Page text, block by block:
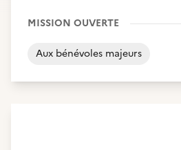
MISSION OUVERTE
Aux bénévoles majeurs